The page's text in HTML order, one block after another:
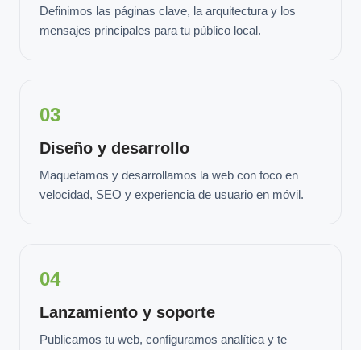
Definimos las páginas clave, la arquitectura y los
mensajes principales para tu público local.
03
Diseño y desarrollo
Maquetamos y desarrollamos la web con foco en
velocidad, SEO y experiencia de usuario en móvil.
04
Lanzamiento y soporte
Publicamos tu web, configuramos analítica y te